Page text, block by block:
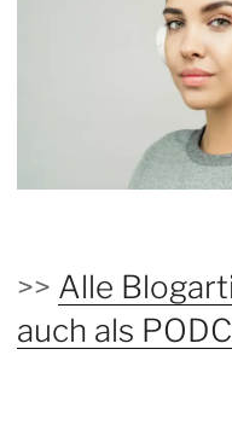
>> Alle
auch als